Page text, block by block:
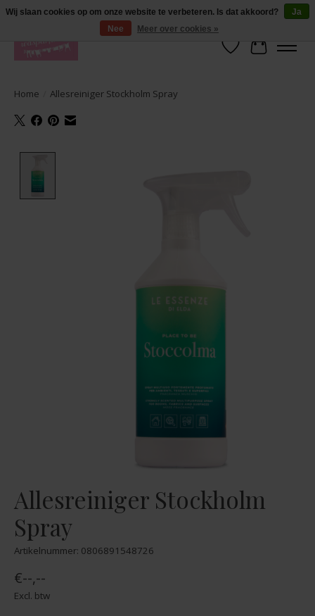
De lekkerste geuren wasparfum in uw eigen shop. Testers nodig? Ga naar
producten --> wasparfum --> geurtester
Verlanglijst
Home Allesreiniger Stockholm Spray
Allesreiniger Stockholm
Spray
Artikelnummer: 0806891548726
€--,--
Excl. btw
Wij slaan cookies op om onze website te verbeteren. Is dat akkoord?
Ja
Nee
Meer over cookies »